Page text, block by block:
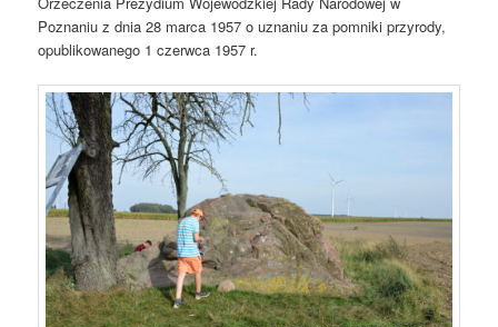
Poznaniu z dnia 28 marca 1957 o uznaniu za pomniki przyrody,
opublikowanego 1 czerwca 1957 r.